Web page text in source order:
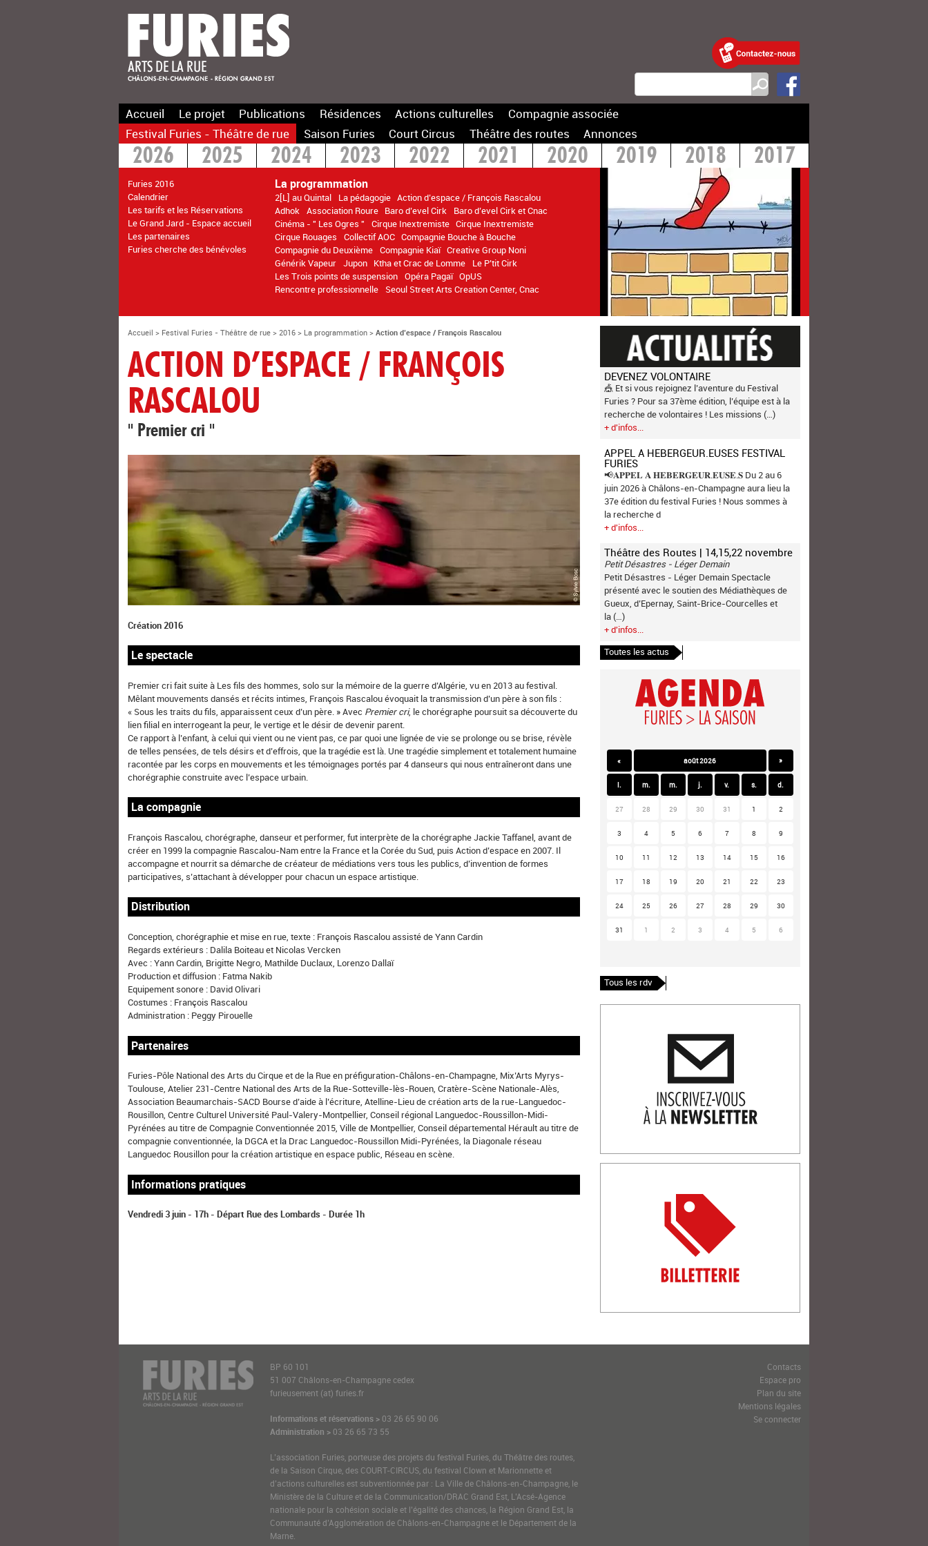
Accueil Le projet Publications Résidences Actions culturelles
Compagnie associée
Festival Furies - Théâtre de rue
Saison Furies Court Circus Théâtre des routes Annonces
2026 2025 2024 2023 2022 2021 2020 2019 2018
2017
2016
Furies 2016
Calendrier
Les tarifs et les Réservations
Le Grand Jard - Espace accueil
Les partenaires
Furies cherche des bénévoles
La programmation
2[L] au Quintal La pédagogie Action d’espace / François Rascalou
Adhok
Association Roure Baro d’evel Cirk
Baro d’evel Cirk et Cnac
Cinéma - " Les Ogres "
Cirque Inextremiste Cirque Inextremiste
Cirque Rouages
Collectif AOC Compagnie Bouche à Bouche
Compagnie du Deuxième Compagnie Kiaï Creative Group Noni
Générik Vapeur Jupon Ktha et Crac de Lomme
Le P’tit Cirk
Les Trois points de suspension Opéra Pagaï OpUS
Rencontre professionnelle
Seoul Street Arts Creation Center, Cnac
>2014
Accueil > Festival Furies - Théâtre de rue > 2016 > La programmation >Action d’espace / François Rascalou
ACTION D’ESPACE / FRANÇOIS
RASCALOU
" Premier cri "
Création 2016
Le spectacle
Premier cri fait suite à Les fils des hommes, solo sur la mémoire de la guerre d’Algérie, vu en 2013 au festival.
Mêlant mouvements dansés et récits intimes, François Rascalou évoquait la transmission d’un père à son fils :
« Sous les traits du fils, apparaissent ceux d’un père. » Avec Premier cri, le chorégraphe poursuit sa découverte du
lien filial en interrogeant la peur, le vertige et le désir de devenir parent.
Ce rapport à l’enfant, à celui qui vient ou ne vient pas, ce par quoi une lignée de vie se prolonge ou se brise, révèle
de telles pensées, de tels désirs et d’effrois, que la tragédie est là. Une tragédie simplement et totalement humaine
racontée par les corps en mouvements et les témoignages portés par 4 danseurs qui nous entraîneront dans une
chorégraphie construite avec l’espace urbain.
La compagnie
François Rascalou, chorégraphe, danseur et performer, fut interprète de la chorégraphe Jackie Taffanel, avant de
créer en 1999 la compagnie Rascalou-Nam entre la France et la Corée du Sud, puis Action d’espace en 2007. Il
accompagne et nourrit sa démarche de créateur de médiations vers tous les publics, d’invention de formes
participatives, s’attachant à développer pour chacun un espace artistique.
Distribution
Conception, chorégraphie et mise en rue, texte : François Rascalou assisté de Yann Cardin
Regards extérieurs : Dalila Boiteau et Nicolas Vercken
Avec : Yann Cardin, Brigitte Negro, Mathilde Duclaux, Lorenzo Dallaï
Production et diffusion : Fatma Nakib
Equipement sonore : David Olivari
Costumes : François Rascalou
Administration : Peggy Pirouelle
Partenaires
Furies-Pôle National des Arts du Cirque et de la Rue en préfiguration-Châlons-en-Champagne, Mix’Arts Myrys-
Toulouse, Atelier 231-Centre National des Arts de la Rue-Sotteville-lès-Rouen, Cratère-Scène Nationale-Alès,
Association Beaumarchais-SACD Bourse d’aide à l’écriture, Atelline-Lieu de création arts de la rue-Languedoc-
Rousillon, Centre Culturel Université Paul-Valery-Montpellier, Conseil régional Languedoc-Roussillon-Midi-
Pyrénées au titre de Compagnie Conventionnée 2015, Ville de Montpellier, Conseil départemental Hérault au titre de
compagnie conventionnée, la DGCA et la Drac Languedoc-Roussillon Midi-Pyrénées, la Diagonale réseau
Languedoc Rousillon pour la création artistique en espace public, Réseau en scène.
Informations pratiques
Vendredi 3 juin - 17h - Départ Rue des Lombards - Durée 1h
DEVENEZ VOLONTAIRE
🎪 Et si vous rejoignez l’aventure du Festival
Furies ? Pour sa 37ème édition, l’équipe est à la
recherche de volontaires ! Les missions (…)
+ d'infos...
APPEL A HEBERGEUR.EUSES FESTIVAL
FURIES
📢𝐀𝐏𝐏𝐄𝐋 𝐀 𝐇𝐄𝐁𝐄𝐑𝐆𝐄𝐔𝐑.𝐄𝐔𝐒𝐄.𝐒 Du 2 au 6
juin 2026 à Châlons-en-Champagne aura lieu la
37e édition du festival Furies ! Nous sommes à
la recherche d
+ d'infos...
Théâtre des Routes | 14,15,22 novembre
Petit Désastres - Léger Demain
Petit Désastres - Léger Demain Spectacle
présenté avec le soutien des Médiathèques de
Gueux, d’Epernay, Saint-Brice-Courcelles et
la (…)
+ d'infos...
Toutes les actus
« août 2026 »
l. m. m. j. v. s. d.
27 28 29 30 31 1 2
3 4 5 6 7 8 9
10 11 12 13 14 15 16
17 18 19 20 21 22 23
24 25 26 27 28 29 30
31 1 2 3 4 5 6
Tous les rdv
BP 60 101
51 007 Châlons-en-Champagne cedex
furieusement (at) furies.fr
Informations et réservations > 03 26 65 90 06
Administration > 03 26 65 73 55
L’association Furies, porteuse des projets du festival Furies, du Théâtre des routes,
de la Saison Cirque, des COURT-CIRCUS, du festival Clown et Marionnette et
d’actions culturelles est subventionnée par : La Ville de Châlons-en-Champagne, le
Ministère de la Culture et de la Communication/DRAC Grand Est, L’Acsé-Agence
nationale pour la cohésion sociale et l’égalité des chances, la Région Grand Est, la
Communauté d’Agglomération de Châlons-en-Champagne et le Département de la
Marne.
Contacts
Espace pro
Plan du site
Mentions légales
Se connecter